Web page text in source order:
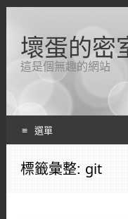
壞蛋的密
這是個無趣的網站
選單
跳轉到內容
標籤彙整: git